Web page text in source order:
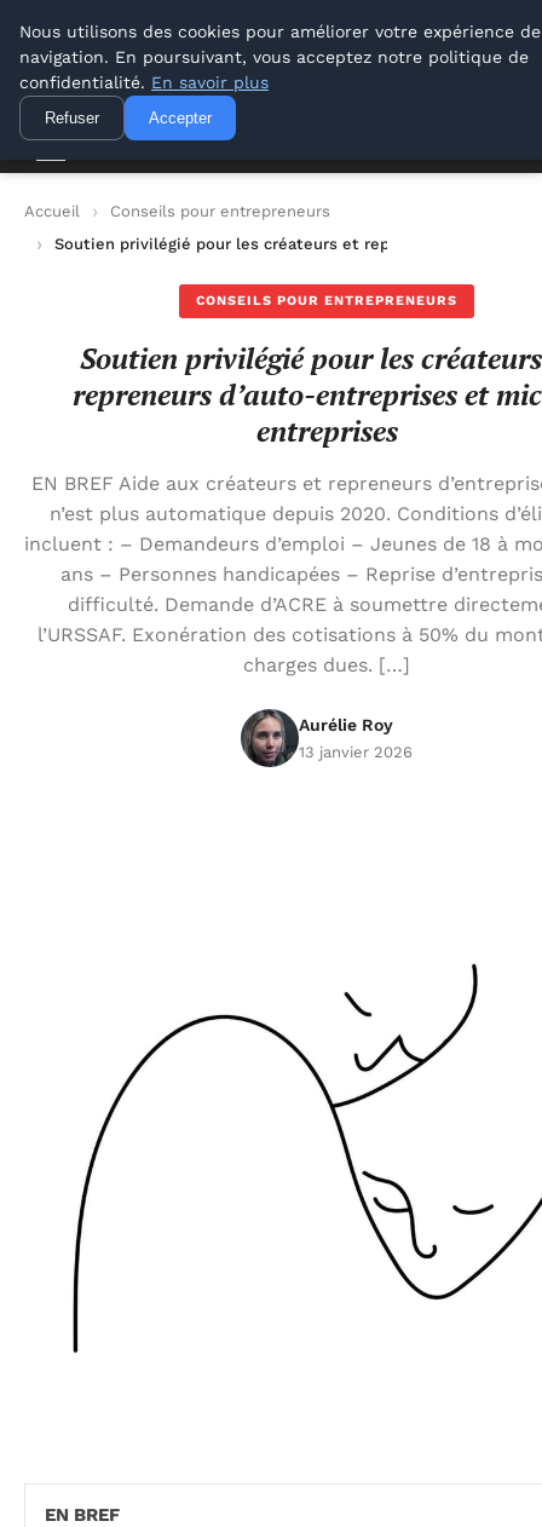
Lyon Photos
Lyon Photos
Accueil
Conseils pour entrepreneurs
Soutien privilégié pour les créateurs et repreneurs d’auto-
CONSEILS POUR ENTREPRENEURS
Soutien privilégié pour les
repreneurs d’auto-entreprises et
entreprises
EN BREF Aide aux créateurs et repreneurs
n’est plus automatique depuis 2020. Conditions
incluent : – Demandeurs d’emploi – Jeunes de 18 à
ans – Personnes handicapées – Reprise
difficulté. Demande d’ACRE à soumettre
l’URSSAF. Exonération des cotisations à 50% du
charges dues. […]
Aurélie Roy
13 janvier 2026
EN BREF
Nous utilisons des cookies pour améliorer votre expérience de
navigation. En poursuivant, vous acceptez notre politique de
confidentialité. En savoir plus
Refuser Accepter